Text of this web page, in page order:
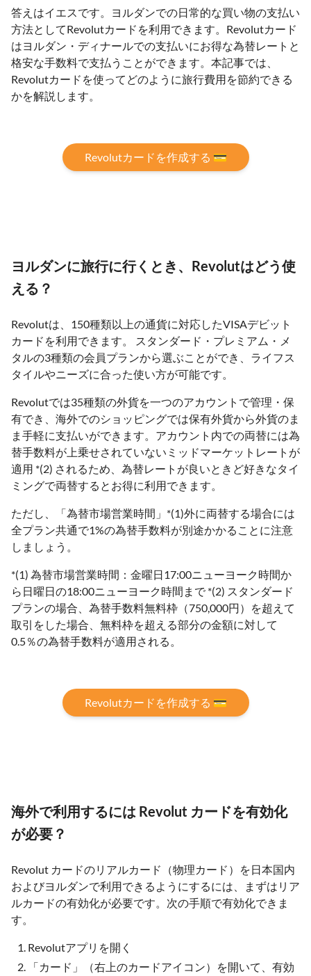
答えはイエスです。ヨルダンでの日常的な買い物の支払い
方法としてRevolutカードを利用できます。Revolutカード
はヨルダン・ディナールでの支払いにお得な為替レートと
格安な手数料で支払うことができます。本記事では、
Revolutカードを使ってどのように旅行費用を節約できる
かを解説します。
Revolutカードを作成する 💳
ヨルダンに旅行に行くとき、Revolutはどう使
える？
Revolutは、150種類以上の通貨に対応したVISAデビット
カードを利用できます。 スタンダード・プレミアム・メ
タルの3種類の会員プランから選ぶことができ、ライフス
タイルやニーズに合った使い方が可能です。
Revolutでは35種類の外貨を一つのアカウントで管理・保
有でき、海外でのショッピングでは保有外貨から外貨のま
ま手軽に支払いができます。アカウント内での両替には為
替手数料が上乗せされていないミッドマーケットレートが
適用 *(2) されるため、為替レートが良いときど好きなタイ
ミングで両替するとお得に利用できます。
ただし、「為替市場営業時間」*(1)外に両替する場合には
全プラン共通で1%の為替手数料が別途かかることに注意
しましょう。
*(1) 為替市場営業時間：金曜日17:00ニューヨーク時間か
ら日曜日の18:00ニューヨーク時間まで *(2) スタンダード
プランの場合、為替⼿数料無料枠（750,000円）を超えて
取引をした場合、無料枠を超える部分の金額に対して
0.5％の為替手数料が適用される。
Revolutカードを作成する 💳
海外で利用するには Revolut カードを有効化
が必要？
Revolut カードのリアルカード（物理カード）を日本国内
およびヨルダンで利用できるようにするには、まずはリア
ルカードの有効化が必要です。次の手順で有効化できま
す。
Revolutアプリを開く
「カード」（右上のカードアイコン）を開いて、有効